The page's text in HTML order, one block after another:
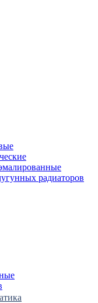
радиаторов